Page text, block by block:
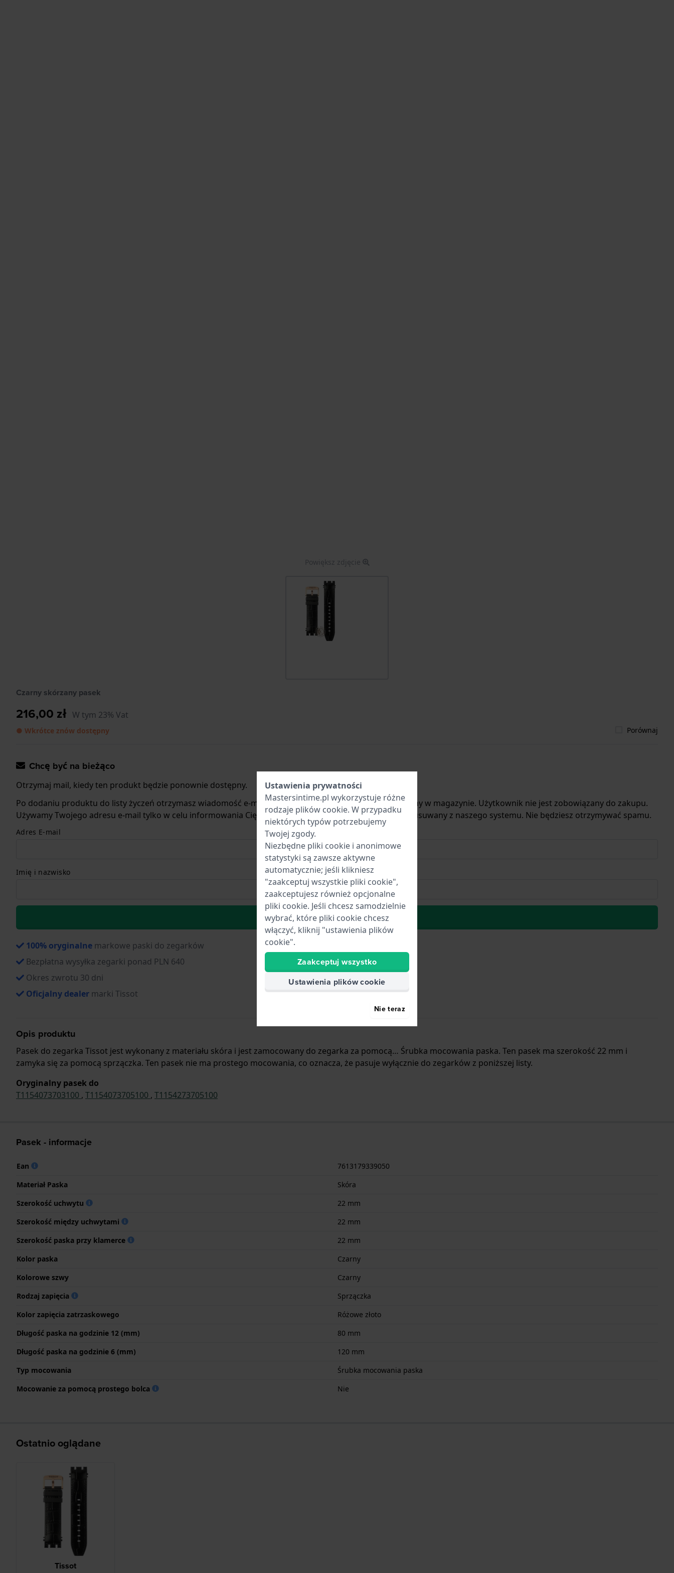
Powiększ zdjęcie
Czarny skórzany pasek
216,00 zł W tym 23% Vat
● Wkrótce znów dostępny Porównaj
Chcę być na bieżąco
Otrzymaj mail, kiedy ten produkt będzie ponownie dostępny.
Po dodaniu produktu do listy życzeń otrzymasz wiadomość e-mail, gdy produkt będzie ponownie dostępny w magazynie. Użytkownik nie jest zobowiązany do zakupu.
Używamy Twojego adresu e-mail tylko w celu informowania Cię o nowych zapasach. Jest on natychmiast usuwany z naszego systemu. Nie będziesz otrzymywać spamu.
Adres E-mail
Imię i nazwisko
do Listy Życzeń
100% oryginalne markowe paski do zegarków
Bezpłatna wysyłka zegarki ponad PLN 640
Okres zwrotu 30 dni
Oficjalny dealer marki Tissot
Opis produktu
Pasek do zegarka Tissot jest wykonany z materiału skóra i jest zamocowany do zegarka za pomocą… Śrubka mocowania paska. Ten pasek ma szerokość 22 mm i
zamyka się za pomocą sprzączka. Ten pasek nie ma prostego mocowania, co oznacza, że pasuje wyłącznie do zegarków z poniższej listy.
Oryginalny pasek do
T1154073703100 , T1154073705100 , T1154273705100
Pasek - informacje
Ean
7613179339050
Materiał Paska
Skóra
Szerokość uchwytu
22 mm
Szerokość między uchwytami
22 mm
Szerokość paska przy klamerce
22 mm
Kolor paska
Czarny
Kolorowe szwy
Czarny
Rodzaj zapięcia
Sprzączka
Kolor zapięcia zatrzaskowego
Różowe złoto
Długość paska na godzinie 12 (mm)
80 mm
Długość paska na godzinie 6 (mm)
120 mm
Typ mocowania
Śrubka mocowania paska
Mocowanie za pomocą prostego bolca
Nie
Ostatnio oglądane
Tissot
Ustawienia prywatności
Mastersintime.pl wykorzystuje różne
rodzaje plików cookie. W przypadku
niektórych typów potrzebujemy
Twojej zgody.
Niezbędne pliki cookie i anonimowe
statystyki są zawsze aktywne
automatycznie; jeśli klikniesz
"zaakceptuj wszystkie pliki cookie",
zaakceptujesz również opcjonalne
pliki cookie. Jeśli chcesz samodzielnie
wybrać, które pliki cookie chcesz
włączyć, kliknij "ustawienia plików
cookie".
Zaakceptuj wszystko
Ustawienia plików cookie
Nie teraz